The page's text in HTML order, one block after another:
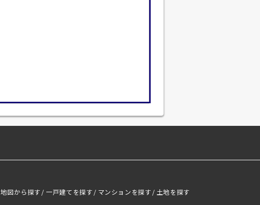
地図から探す 一戸建てを探す マンションを探す 土地を探す